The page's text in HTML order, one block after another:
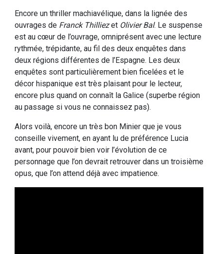
Encore un thriller machiavélique, dans la lignée des
ouvrages de Franck Thilliezet Olivier Bal. Le suspense
est au cœur de l’ouvrage, omniprésent avec une lecture
rythmée, trépidante, au fil des deux enquêtes dans
deux régions différentes de l’Espagne. Les deux
enquêtes sont particulièrement bien ficelées et le
décor hispanique est très plaisant pour le lecteur,
encore plus quand on connaît la Galice (superbe région
au passage si vous ne connaissez pas).
Alors voilà, encore un très bon Minier que je vous
conseille vivement, en ayant lu de préférence Lucia
avant, pour pouvoir bien voir l’évolution de ce
personnage que l’on devrait retrouver dans un troisième
opus, que l’on attend déjà avec impatience.